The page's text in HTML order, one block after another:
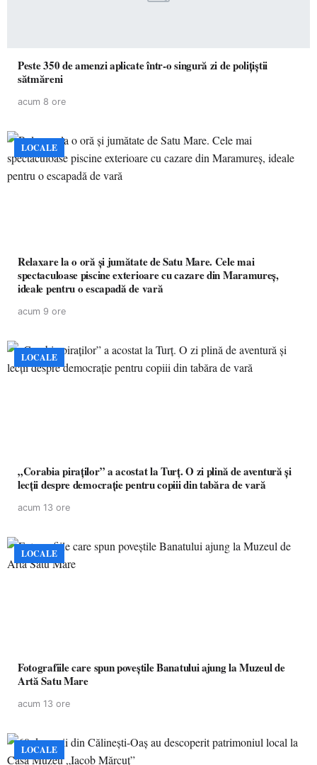
Peste 350 de amenzi aplicate într-o singură zi de polițiștii
sătmăreni
acum 8 ore
LOCALE
Relaxare la o oră și jumătate de Satu Mare. Cele mai
spectaculoase piscine exterioare cu cazare din Maramureș,
ideale pentru o escapadă de vară
acum 9 ore
LOCALE
„Corabia piraților” a acostat la Turț. O zi plină de aventură și
lecții despre democrație pentru copiii din tabăra de vară
acum 13 ore
LOCALE
Fotografiile care spun poveștile Banatului ajung la Muzeul de
Artă Satu Mare
acum 13 ore
LOCALE